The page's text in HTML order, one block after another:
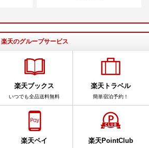
楽天のグループサービス
楽天ブックス
いつでも全品送料無料
楽天トラベル
簡単宿泊予約！
楽天ペイ 楽天PointClub